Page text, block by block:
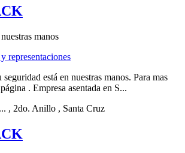
manos
representaciones
está en nuestras manos. Para mas
. Empresa asentada en S...
, 2do. Anillo , Santa Cruz